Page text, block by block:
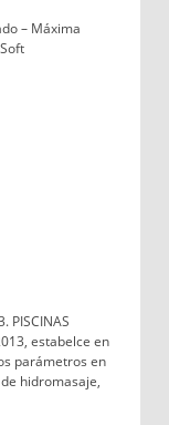
– Máxima
PISCINAS
estabelce en
parámetros en
hidromasaje,